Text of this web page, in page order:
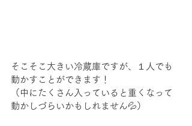
そこそこ大きい冷蔵庫ですが、１人でも
動かすことができます！
（中にたくさん入っていると重くなって
動かしづらいかもしれません💦）